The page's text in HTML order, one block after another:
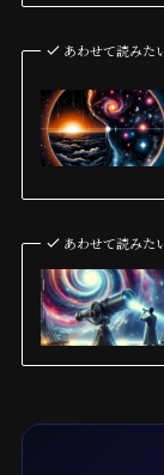
あわせて読みた
あわせて読みた